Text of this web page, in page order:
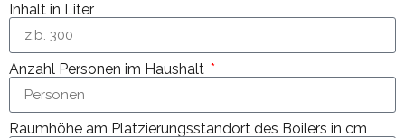
Inhalt in Liter
Anzahl Personen im Haushalt
Raumhöhe am Platzierungsstandort des Boilers in cm